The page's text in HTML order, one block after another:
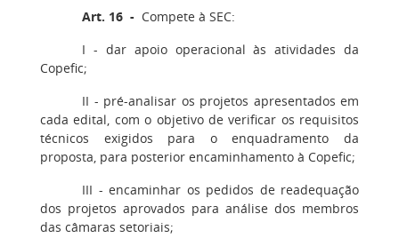
Art. 16 - Compete à SEC:
I - dar apoio operacional às atividades da
Copefic;
II - pré-analisar os projetos apresentados em
cada edital, com o objetivo de verificar os requisitos
técnicos exigidos para o enquadramento da
proposta, para posterior encaminhamento à Copefic;
III - encaminhar os pedidos de readequação
dos projetos aprovados para análise dos membros
das câmaras setoriais;